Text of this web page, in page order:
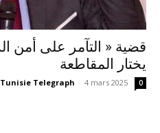
قضية « التآمر على أمن
يختار المقاطعة
Tunisie Telegraph - 4 mars 2025 0